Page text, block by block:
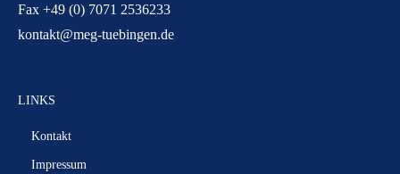
Fax +49 (0) 7071 2536233
kontakt@meg-tuebingen.de
LINKS
Kontakt
Impressum